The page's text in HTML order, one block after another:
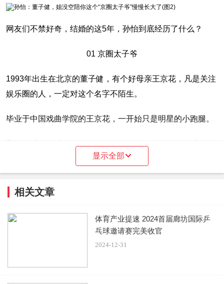
网友们不禁好奇，结婚的这5年，孙怡到底经历了什么？
01 京圈太子爷
1993年出生在北京的董子健，有个好母亲王京花，凡是关注
娱乐圈的人，一定对这个名字不陌生。
毕业于中国戏曲学院的王京花，一开始只是明星的小跑腿。
可，两人从此开启了长达20多年的合作。
组合兄弟brothers(楚奇楚童)及歌手高枫、戴娆、白雪、李慧
显示全部
相关文章
体育产业提速 2024首届廊坊国际乒
乓球邀请赛完美收官
2024-12-31